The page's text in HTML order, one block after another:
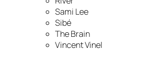
Sami Lee
Sibé
The Brain
Vincent Vinel